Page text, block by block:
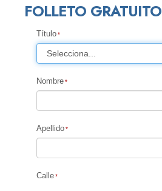
FOLLETO GRATUITO
Título
Nombre
Apellido
Calle